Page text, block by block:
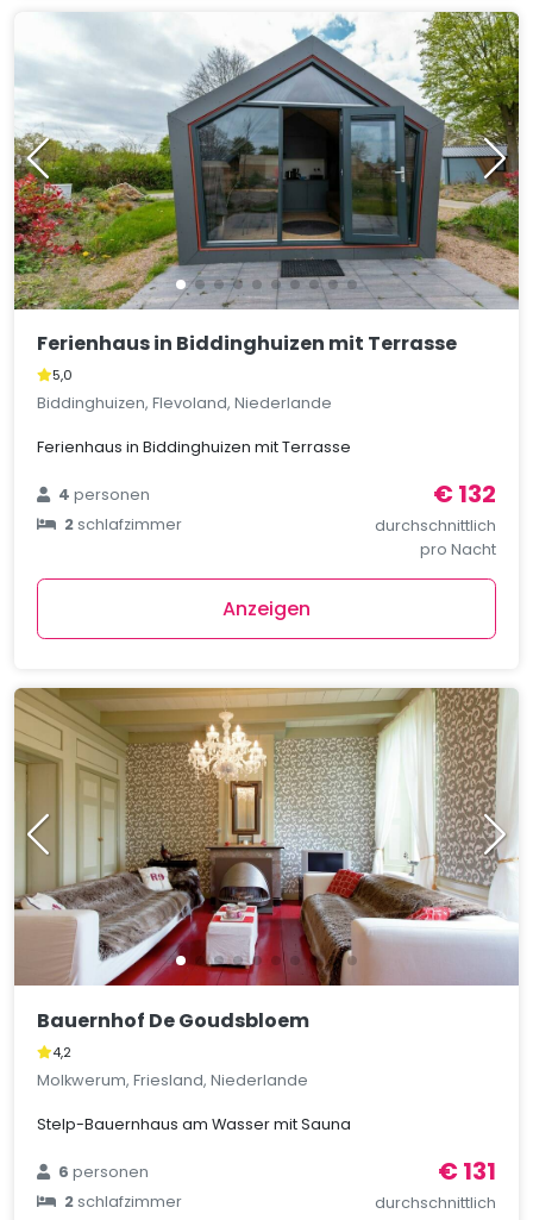
Ferienhaus in Biddinghuizen mit Terrasse
5,0
Biddinghuizen, Flevoland, Niederlande
Ferienhaus in Biddinghuizen mit Terrasse
4personen
2schlafzimmer
€ 132
durchschnittlich
pro Nacht
Anzeigen
Bauernhof De Goudsbloem
4,2
Molkwerum, Friesland, Niederlande
Stelp-Bauernhaus am Wasser mit Sauna
6personen
2schlafzimmer
€ 131
durchschnittlich